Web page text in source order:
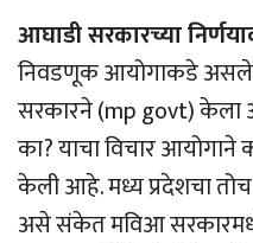
आघाडी सरकारच्या
निवडणूक आयोगाकडे
सरकारने (mp govt) केला
का? याचा विचार
केली आहे. मध्य प्रदेशचा तोच
असे संकेत मविआ सरकारमधील